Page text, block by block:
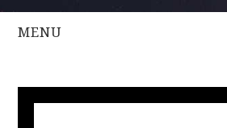
MENU
সকল